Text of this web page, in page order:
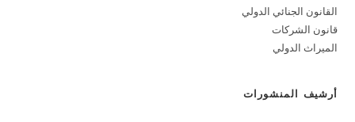
القانون الجنائي الدولي
قانون الشركات
الميراث الدولي
أرشيف المنشورات